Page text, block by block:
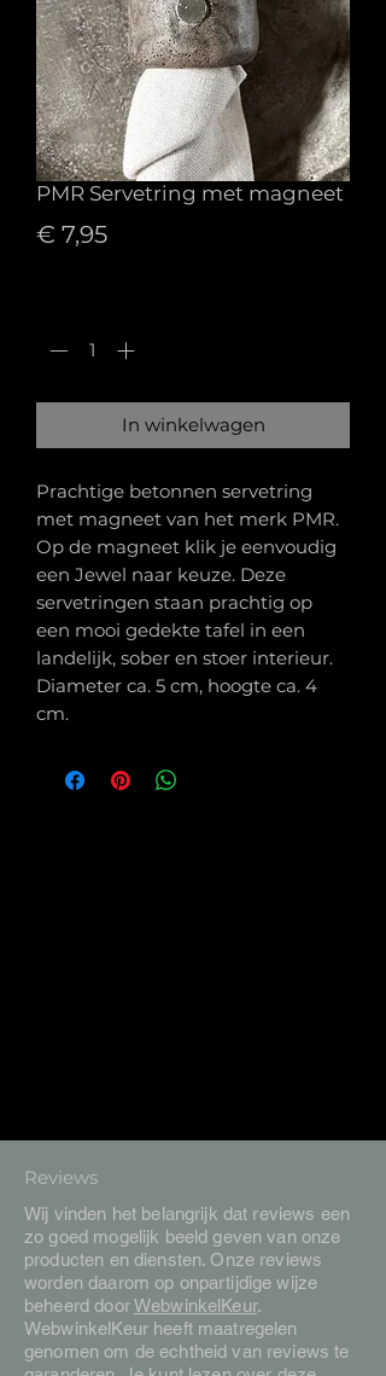
PMR Servetring met magneet
€ 7,95Prijs
In winkelwagen
Prachtige betonnen servetring
met magneet van het merk PMR.
Op de magneet klik je eenvoudig
een Jewel naar keuze. Deze
servetringen staan prachtig op
een mooi gedekte tafel in een
landelijk, sober en stoer interieur.
Diameter ca. 5 cm, hoogte ca. 4
cm.
Reviews
Wij vinden het belangrijk dat reviews een
zo goed mogelijk beeld geven van onze
producten en diensten. Onze reviews
worden daarom op onpartijdige wijze
beheerd doorWebwinkelKeur.
WebwinkelKeur heeft maatregelen
genomen om de echtheid van reviews te